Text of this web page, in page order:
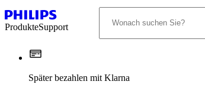
ProdukteSupport
Später bezahlen mit Klarna